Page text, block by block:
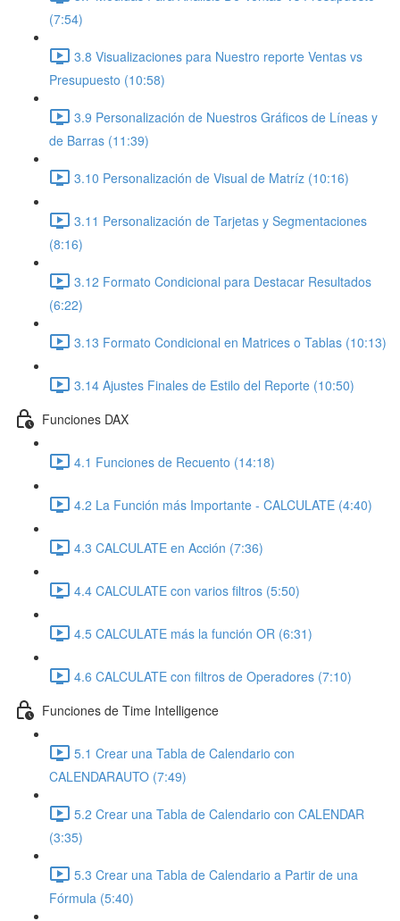
(7:54)
3.8 Visualizaciones para Nuestro reporte Ventas vs
Presupuesto (10:58)
3.9 Personalización de Nuestros Gráficos de Líneas y
de Barras (11:39)
3.10 Personalización de Visual de Matríz (10:16)
3.11 Personalización de Tarjetas y Segmentaciones
(8:16)
3.12 Formato Condicional para Destacar Resultados
(6:22)
3.13 Formato Condicional en Matrices o Tablas (10:13)
3.14 Ajustes Finales de Estilo del Reporte (10:50)
Funciones DAX
4.1 Funciones de Recuento (14:18)
4.2 La Función más Importante - CALCULATE (4:40)
4.3 CALCULATE en Acción (7:36)
4.4 CALCULATE con varios filtros (5:50)
4.5 CALCULATE más la función OR (6:31)
4.6 CALCULATE con filtros de Operadores (7:10)
Funciones de Time Intelligence
5.1 Crear una Tabla de Calendario con
CALENDARAUTO (7:49)
5.2 Crear una Tabla de Calendario con CALENDAR
(3:35)
5.3 Crear una Tabla de Calendario a Partir de una
Fórmula (5:40)